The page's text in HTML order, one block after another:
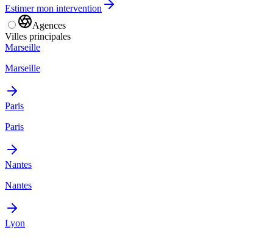
Estimer mon intervention
Agences
Villes principales
Marseille
Marseille
Paris
Paris
Nantes
Nantes
Lyon